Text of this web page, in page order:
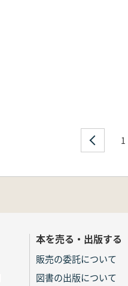
1
本を売る・出版する
販売の委託について
図書の出版について